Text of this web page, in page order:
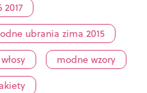
ubrania zima 2015
modne wzory